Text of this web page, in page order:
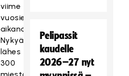
viime
vuosien
aikana.
Nykyään
lähes
300
Pelipassit
kaudelle
2026–27 nyt